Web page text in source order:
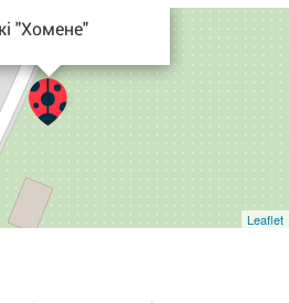
"Хомене"
Leaflet